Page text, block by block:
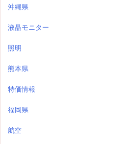
沖縄県
液晶モニター
照明
熊本県
特価情報
福岡県
航空